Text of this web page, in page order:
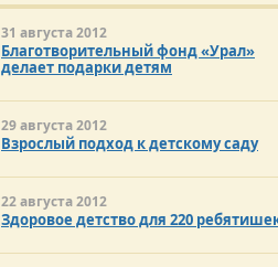
31 августа 2012
Благотворительный фонд «Урал»
делает подарки детям
29 августа 2012
Взрослый подход к детскому саду
22 августа 2012
Здоровое детство для 220